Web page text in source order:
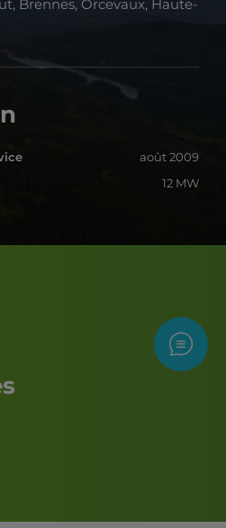
Brennes, Orcevaux, Haute-
août 2009
12 MW
Nous